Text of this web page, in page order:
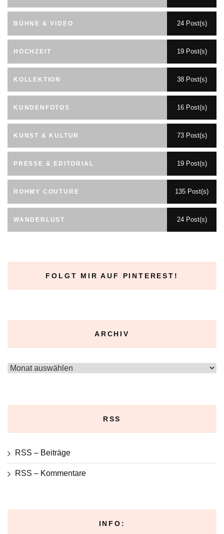
BÜHNE & VIDEO 24 Post(s)
HOCHZEIT 19 Post(s)
KOLLEKTION 38 Post(s)
KUNDENFOTOS 16 Post(s)
KUNST & KULTUR 73 Post(s)
PRESSE & EDITORIAL 19 Post(s)
ROHMY COUTURE 135 Post(s)
WANDERLUST 24 Post(s)
FOLGT MIR AUF PINTEREST!
ARCHIV
Archiv
RSS
RSS – Beiträge
RSS – Kommentare
INFO: